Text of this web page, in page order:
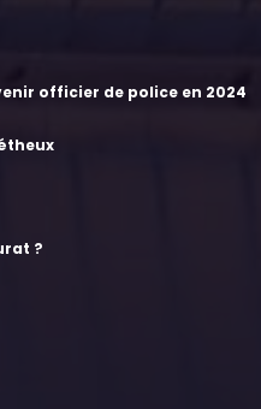
officier de police en 2024
?